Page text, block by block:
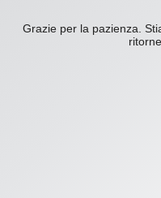
Grazie per la pazienza.